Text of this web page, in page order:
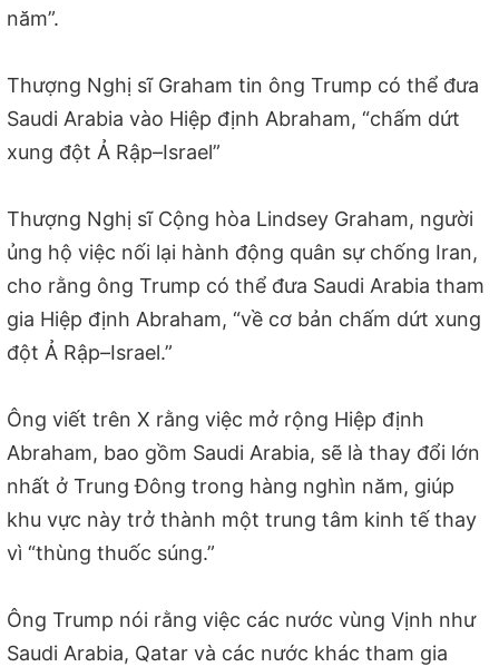
năm”.
Thượng Nghị sĩ Graham tin ông Trump có thể đưa
Saudi Arabia vào Hiệp định Abraham, “chấm dứt
xung đột Ả Rập–Israel”
Thượng Nghị sĩ Cộng hòa Lindsey Graham, người
ủng hộ việc nối lại hành động quân sự chống Iran,
cho rằng ông Trump có thể đưa Saudi Arabia tham
gia Hiệp định Abraham, “về cơ bản chấm dứt xung
đột Ả Rập–Israel.”
Ông viết trên X rằng việc mở rộng Hiệp định
Abraham, bao gồm Saudi Arabia, sẽ là thay đổi lớn
nhất ở Trung Đông trong hàng nghìn năm, giúp
khu vực này trở thành một trung tâm kinh tế thay
vì “thùng thuốc súng.”
Ông Trump nói rằng việc các nước vùng Vịnh như
Saudi Arabia, Qatar và các nước khác tham gia